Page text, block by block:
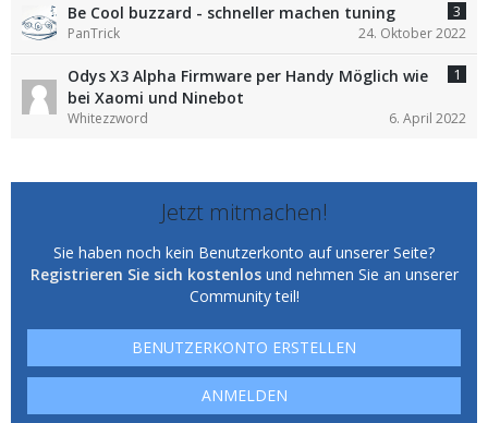
Be Cool buzzard - schneller machen tuning 3
PanTrick 24. Oktober 2022
Odys X3 Alpha Firmware per Handy Möglich wie
bei Xaomi und Ninebot
1
Whitezzword 6. April 2022
Jetzt mitmachen!
Sie haben noch kein Benutzerkonto auf unserer Seite?
Registrieren Sie sich kostenlosund nehmen Sie an unserer
Community teil!
BENUTZERKONTO ERSTELLEN
ANMELDEN